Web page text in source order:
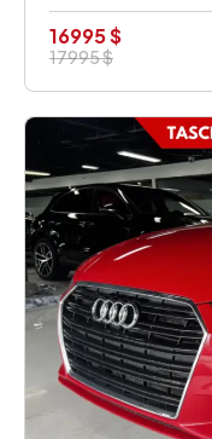
16995 $
17995 $